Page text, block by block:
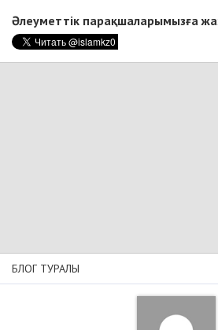
Әлеуметтік парақшаларымызға
БЛОГ ТУРАЛЫ